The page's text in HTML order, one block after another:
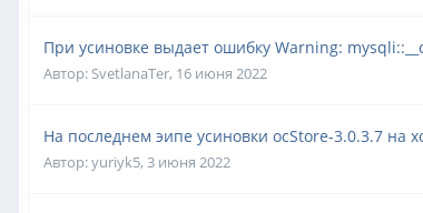
При усиновке выдает ошибку Warning:
Автор: SvetlanaTer, 16 июня 2022
На последнем эипе усиновки ocStore-3.0.3.7 на
Автор:yuriyk5, 3 июня 2022